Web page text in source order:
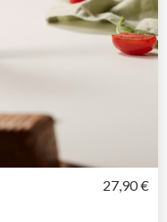
27,90 €